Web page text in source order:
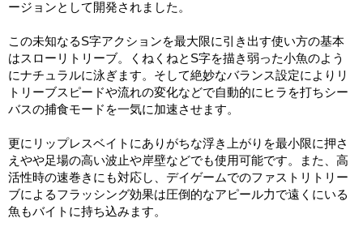
ージョンとして開発されました。
この未知なるS字アクションを最大限に引き出す使い方の基本
はスローリトリーブ。くねくねとS字を描き弱った小魚のよう
にナチュラルに泳ぎます。そして絶妙なバランス設定によりリ
トリーブスピードや流れの変化などで自動的にヒラを打ちシー
バスの捕食モードを一気に加速させます。
更にリップレスベイトにありがちな浮き上がりを最小限に押さ
えやや足場の高い波止や岸壁などでも使用可能です。また、高
活性時の速巻きにも対応し、デイゲームでのファストリトリー
ブによるフラッシング効果は圧倒的なアピール力で遠くにいる
魚もバイトに持ち込みます。